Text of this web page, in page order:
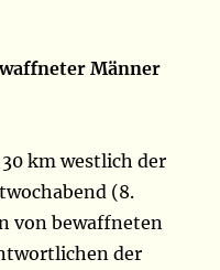
Männer
km westlich der
(8.
von bewaffneten
der